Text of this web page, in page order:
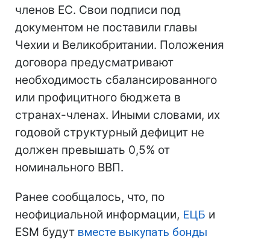
членов ЕС. Свои подписи под
документом не поставили главы
Чехии и Великобритании. Положения
договора предусматривают
необходимость сбалансированного
или профицитного бюджета в
странах-членах. Иными словами, их
годовой структурный дефицит не
должен превышать 0,5% от
номинального ВВП.
Ранее сообщалось, что, по
неофициальной информации, ЕЦБ и
ESM будут вместе выкупать бонды